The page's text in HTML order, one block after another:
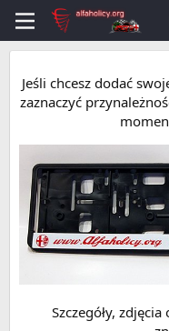
Jeśli chcesz dodać
zaznaczyć
Szczegóły,